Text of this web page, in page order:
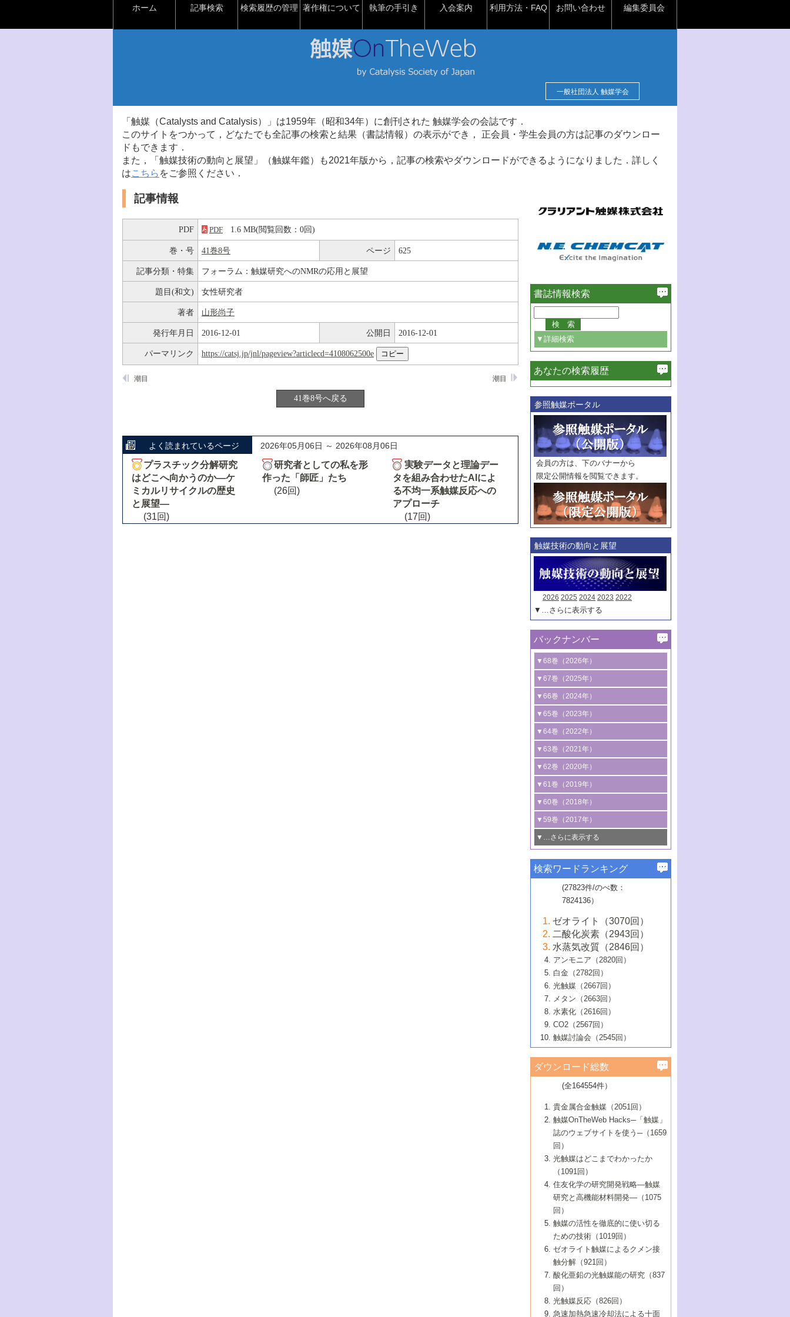
ホーム 記事検索 検索履歴の管理 著作権について 執筆の手引き 入会案内 利用方法・FAQ お問い合わせ 編集委員会
一般社団法人 触媒学会
「触媒（Catalysts and Catalysis）」は1959年（昭和34年）に創刊された 触媒学会の会誌です．
このサイトをつかって，どなたでも全記事の検索と結果（書誌情報）の表示ができ， 正会員・学生会員の方は記事のダウンロー
ドもできます．
また，「触媒技術の動向と展望」（触媒年鑑）も2021年版から，記事の検索やダウンロードができるようになりました．詳しく
はこちら をご参照ください．
記事情報
PDF PDF 1.6 MB(閲覧回数：0回)
巻・号 41巻8号 ページ 625
記事分類・特集 フォーラム：触媒研究へのNMRの応用と展望
題目(和文) 女性研究者
著者 山形尚子
発行年月日 2016-12-01 公開日 2016-12-01
パーマリンク https://catsj.jp/jnl/pageview?articlecd=4108062500e
潮目
潮目
41巻8号へ戻る
よく読まれているページ 2026年05月06日 ～ 2026年08月06日
プラスチック分解研究
はどこへ向かうのか―ケ
ミカルリサイクルの歴史
と展望―
(31回)
研究者としての私を形
作った「師匠」たち
(26回)
実験データと理論デー
タを組み合わせたAIによ
る不均一系触媒反応への
アプローチ
(17回)
書誌情報検索
▼詳細検索
必ず含む
巻・号指定
巻
号
範囲指定
巻
号～
巻
号
触媒年鑑
年度
記事種別
マーク：
マークあり
あなたの検索履歴
参照触媒ポータル
会員の方は、下のバナーから
限定公開情報を閲覧できます。
触媒技術の動向と展望
2026 2025 2024 2023 2022
▼…さらに表示する
バックナンバー
▼68巻（2026年）
1号 過酸化水素合成に関する研究動向
2号 コンピューター技術により加速する
触媒開発
3号 有機分子変換やCO 資源化のための
光触媒に関する最近の研究
B号 第137回触媒討論会（2026年）
▼67巻（2025年）
1号 CO
水素化によるグリーン燃料/グリ
ーンケミカル製造
2号 水素製造のための水分解技術に関す
る最近の研究
3号 オレフィン系樹脂の精密合成に関す
る最新技術
4号 アルコール類の効率的変換を実現す
る非貴金属触媒の研究動向
5号 ゼオライトの合成と応用における研
究動向
6号 ヘテロ接合界面
B号 第135回触媒討論会（2025年）
▼66巻（2024年）
1号 低次元ナノ構造を有する触媒材料
2号 規制反応場を活用した固体触媒研究
の新展開
3号 未踏分子変換を目指した酸化触媒プ
ロセスの最前線
4号 シンクロトロン放射光および中性子
線を利用した触媒解析技術の最先端
5号 単原子触媒
6号 参照触媒委員会からのお知らせ
B号 第133回触媒討論会（2023年）
▼65巻（2023年）
1号 炭素が関わる触媒機能
2号 プラスチックケミカルリサイクルの
ための触媒技術
3号 非酸化物系金属化合物を基盤とした
触媒材料の開発
4号 格子酸素・格子酸素欠陥を利用した
触媒反応
5号 生体触媒によるエネルギー変換反応
6号 窒素とリンの循環のための触媒・機
能性材料
▼64巻（2022年）
1号 合成ガス製造とCOを用いるケミカル
ズ合成の最新動向
2号 化学品合成のための合金触媒開発
3号 CO の排出削減および有効活用のた
めの触媒技術
4号 若手による情報発信企画～とびたて
若き触媒の研究者たち～（1）
若き触媒の研究者たち～（2）
6号 石油のノーブル・ユースを志向した
触媒技術
大学：オンライン・対面開催）
▼63巻（2021年）
1号 金触媒の新展開
2号 ペロブスカイト
3号 特殊反応場を利用した触媒的分子変
換反応
4号 多孔質材料を用いた触媒の新展開
5号 情報学的手法を用いた触媒開発
6号 カーボンニュートラルに向けた電解
技術
B号 第127回触媒討論会（2021年・オン
ライン開催(Zoom)のみ）
▼62巻（2020年）
1号 触媒設計を拓く欠陥構造のキャラク
タリゼーション
2号 機能化学品製造に資するクリーンな
触媒的酸化反応
3号 水処理のための触媒化学
4号 光触媒を用いた水分解の最新の研究
動向
5号 次世代の触媒プロセスを支えるマイ
6号 メタン転換技術の最新動向
B号 第125回触媒討論会（2020年・工学
院大学）
▼61巻（2019年）
1号 物質移動制御に着目した触媒プロセ
ス開発
2号 CO2 フリー水素サプライチェーンに
関わる触媒開発動向
3号 精密高分子合成に関する最近の研究
動向
4号 バイオマス化成品製造のための触媒
5号 固体触媒による含窒素有機化合物変
換の最前線
6号 貴金属使用量低減に向けた自動車排
ガス浄化触媒の開発
B号 第123回触媒討論会（2019年・大阪
▼60巻（2018年）
1号 固体酸触媒の最新の研究動向
2号 二酸化炭素からの有用化学品合成
3号 ナノ粒子・クラスター触媒の最前線
4号 60周年記念企画
5号 進化するゼオライト合成技術
6号 非貴金属系触媒における電気化学的
B号 第121回触媒討論会（2018年・東京
大学）
▼59巻（2017年）
1号 いたるところに，触媒
最先端技術
3号 無機分離膜材料の開発と触媒反応プ
ロセスへの適用
5号 水素のふるまいを解き明かす最先端
研究
6号 低級アルカンの有効利用のための触
媒技術
B号 第119回触媒討論会（2017年・首都
大学東京）
▼…さらに表示する
1号 ユニークな構造の高分子を生み出す触
2号 リグニンからの化成品製造に向けた触
媒技術
3号 触媒研究の最先端～とびたて若き研究
者たち～（1）
4号 触媒研究の最先端～とびたて若き研究
者たち～（2）
5号 触媒研究の最先端～とびたて若き研究
者たち～（3）
6号 イオニクス材料と燃料電池・電解合成
の最新の研究動向
B号 第117回触媒討論会（2016年・大阪府
立大学）
▼57巻（2015年）
1号 水素キャリアにかかわる触媒技術の新
2号 石油精製用触媒の最近の進展
3号 固体酸化物形燃料電池（SOFC）におけ
るアノード触媒上での燃料直接改質技術
4号 コアシェル構造の制御による触媒機能
5号 工業触媒およびその周辺技術の最近の
進歩
6号 ナノシート
B号 第115回触媒討論会（2015年・成蹊大
▼56巻（2014年）
2号 光触媒反応機構に関する最新の研究動
向
開発動向
4号 人工光合成に向けた近年のアプローチ
5号 未利用熱エネルギーの有効活用に貢献
する触媒技術
6号 ポリオキソメタレート
B号 第113回触媒討論会（2014年・ロワジ
ールホテル豊橋）
1号 高耐久性燃料電池システム用触媒にお
ける新展開
2号 リビングラジカル重合の最近の動向
3号 天然ガスの化学工業的展開に関する触
媒技術
4号 貴金属触媒の精密構造制御とその活用
5号 バイオマス化成品製造のための固体触
6号 ナノ空間─吸着状態解析から新機能開拓
B号 第111回触媒討論会（2013年・関西大
▼54巻（2012年）
1号 規則性多孔体の利用技術における最近
の進歩
2号 第109回触媒討論会
3号 貴金属低減技術の最新動向
4号 貴金属代替技術の最新動向
5号 光触媒による物質変換反応の新展開
6号 グラフェン
7号 水素を利用する化成品合成の新潮流
▼53巻（2011年）
1号 金属学から見る合金触媒の新展開
2号 第107回触媒討論会
3号 触媒のその場観察法の進歩（１）
4号 触媒のその場観察法の進歩（２）
5号 不活性結合の触媒的活性化による有機
合成
6号 新しい固体酸触媒技術
7号 ゼオライト合成における最近の進歩
▼52巻（2010年）
1号 触媒の劣化対策と長寿命触媒開発
2号 第105回触媒討論会
3号 ナノ構造が拓く新機能
4号 活性サイトおよびその環境の精密な設
計による触媒の高機能化
5号 触媒を有効に使うための技術
7号 有機分子触媒による精密有機合成
8号 高機能化ポリオレフィンに向けた重合
触媒の最近の進展
1号 炭素材料－熱い注目を集める材料－
2号 第103回触媒討論会
3号 環境浄化用光触媒の現状と課題
4号 水素社会の実現に向けた水素製造・貯
蔵技術の進歩
5号 CO2が関わる触媒・材料
7号 持続可能社会実現のための触媒および
触媒関連技術
▼50巻（2008年）
1号 触媒化学と学会のこの10年，半世紀，
そして未来
2号 第101回触媒討論会
4号 錯体を利用したユニークな表面構造の
構築と機能
5号 若手会員による触媒研究の未来展望1：
企業編
6号 第102回触媒討論会
7号 触媒・化学反応における計算化学の進
8号 若手研究者による触媒研究の未来展望
2：大学・研究所編
▼49巻（2007年）
1号 含フッ素化合物の合成と触媒
2号 第99回触媒討論会
3号 実用的ファインケミカル合成プロセス
を実現する触媒
5号 こんな物質，あんな物質―新たな触媒
の可能性―
7号 『結晶の化学』を活かした触媒研究
8号 イオン液体の応用
▼48巻（2006年）
1号 固体酸触媒の最近の進歩
2号 第97回触媒討論会
3号 リビング重合触媒の最近の展開
5号 水素製造・貯蔵のための触媒技術の新
しい展開
6号 第98回触媒討論会
7号 基礎化学品製造の触媒技術
8号 多機能型リアクター
1号 最近の触媒担体とその効果
2号 第95回触媒討論会
4号 水分解用光触媒材料
5号 時間分解分光の進歩と応用
6号 第96回触媒討論会
8号 超臨界流体を用いた化学プロセスの新
▼46巻（2004年）
1号 部分酸化反応触媒の最前線
2号 第93回触媒討論会
3号 特殊エネルギー場の触媒反応
4号 生体内における金属の触媒作用
5号 ファインケミカルズの展開に寄与する
6号 第94回触媒討論会
7号 サブナノレベルでみた新しい表面現象
8号 オレフィン重合触媒の新たな展
▼45巻（2003年）
1号 なぜこの触媒が良いのか？
2号 第91回触媒討論会
3号 最近の自動車排ガス処理技術
4号 触媒研究の現状と将来─第90回触媒討論
5号 基礎化学品製造の触媒技術
6号 第92回触媒討論会
7号 基礎化学品製造の触媒技術
8号 資源の循環と触媒技術
▼44巻（2002年）
1号 高次制御された触媒の化学
2号 第89回触媒討論会
3号 触媒を利用した電気化学の新展開
4号 ナノ材料の調製と機能化
5号 こんな触媒が欲しい
6号 第90回触媒討論会
7号 触媒研究と学術雑誌/情報
8号 若い世代からみた触媒化学の現状と未
▼43巻（2001年）
1号 グリーンケミストリーと触媒
2号 第87回触媒討論会特集号
3号 生体触媒とバイオプロセス
4号 水素製造・利用の触媒化学
5号 触媒研究における新しい切り口：コン
ビナトリアルケミストリー
6号 第88回触媒討論会特集号
7号 企業における触媒研究のブレークスル
8号 この材料を触媒として使ってみません
▼42巻（2000年）
1号 触媒反応工学の明日を拓く
2号 第85回触媒討論会
3号 反応ダイナミクス
5号 触媒のおもしろさをどのように伝える
6号 第86回触媒討論会
7号 水素化精製触媒の新しい展開
8号 新しい反応性と機能性を目指した金属
クラスタ-化学
▼41巻（1999年）
1号 孔、穴、あな?-特異な空間とその利用-
2号 第83回触媒討論会
3号 均一系触媒反応最前線
4号 実用炭素材料の新展開
5号 研究の方法論を考える
7号 機能性金属材料と触媒
8号 触媒研究へのNMRの応用と展望
▼40巻（1998年）
進展と21世紀への提言/創立40周年記念・触
媒学会この10年の歩みとこれから/創立40周
2号 第81回触媒討論会
3号 計算機触媒化学へのさそい
4号 触媒劣化の制御と予測
5号 最新の実用プロセスと触媒
6号 第82回触媒討論会
1号 均一系と不均一系触媒反応-その特徴と
接点
2号 第79回触媒討論会
3号 最新NO除去触媒の実用化研究
4号 新しい反応場を目指した触媒調製
5号 反応・分離技術の新しい展開
6号 第80回触媒討論会
▼38巻（1996年）
1号 触媒の構造と触媒作用/C1化学を中心と
する21世紀への触媒
3号 オリンピックメダル:金・銀・銅はどん
な触媒作用を示すか
4号 触媒作用における機能の複合化
▼37巻（1995年）
1号 ファインケミカルズと固体触媒
2号 第75回触媒討論会
3号 希土類を利用した触媒
4号 触媒とリサイクル
5号 エネルギー変換触媒
▼36巻（1994年）
1号 電気化学と触媒
2号 第73回触媒討論会
3号 C4化学の展開
4号 《通常号》
▼35巻（1993年）
1号 工業触媒開発マニュアル―探索から工
業化まで
2号 第71回触媒討論会
▼34巻（1992年）
1号 インパクトを与えたこの研究
2号 第69回触媒討論会
▼33巻（1991年）
1号 触媒プロセス開発マニュアル―探索か
▼32巻（1990年）
検索ワードランキング
(27823件/のべ数：
7824136）
ゼオライト（3070回）
二酸化炭素（2943回）
水蒸気改質（2846回）
アンモニア（2820回）
白金（2782回）
光触媒（2667回）
メタン（2663回）
水素化（2616回）
CO2（2567回）
触媒討論会（2545回）
ダウンロード総数
(全164554件）
貴金属合金触媒（2051回）
触媒OnTheWeb Hacks─「触媒」
誌のウェブサイトを使う─（1659
回）
光触媒はどこまでわかったか
（1091回）
住友化学の研究開発戦略―触媒
研究と高機能材料開発―（1075
回）
触媒の活性を徹底的に使い切る
ための技術（1019回）
ゼオライト触媒によるクメン接
触分解（921回）
酸化亜鉛の光触媒能の研究（837
回）
光触媒反応（826回）
急速加熱急速冷却法による十面